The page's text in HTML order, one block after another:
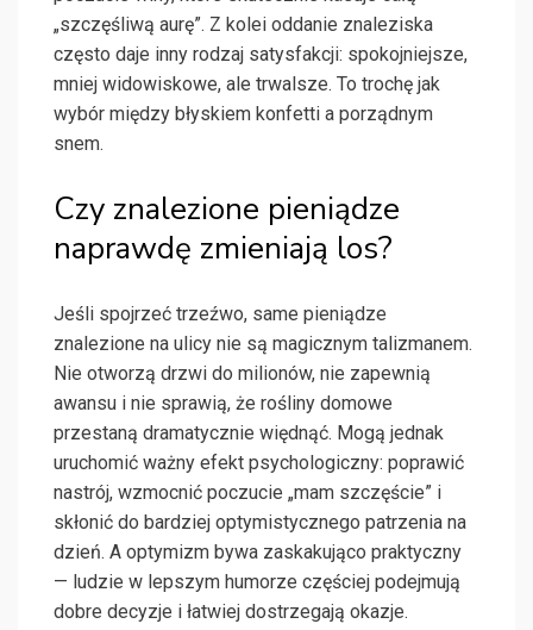
„szczęśliwą aurę”. Z kolei oddanie znaleziska
często daje inny rodzaj satysfakcji: spokojniejsze,
mniej widowiskowe, ale trwalsze. To trochę jak
wybór między błyskiem konfetti a porządnym
snem.
Czy znalezione pieniądze
naprawdę zmieniają los?
Jeśli spojrzeć trzeźwo, same pieniądze
znalezione na ulicy nie są magicznym talizmanem.
Nie otworzą drzwi do milionów, nie zapewnią
awansu i nie sprawią, że rośliny domowe
przestaną dramatycznie więdnąć. Mogą jednak
uruchomić ważny efekt psychologiczny: poprawić
nastrój, wzmocnić poczucie „mam szczęście” i
skłonić do bardziej optymistycznego patrzenia na
dzień. A optymizm bywa zaskakująco praktyczny
— ludzie w lepszym humorze częściej podejmują
dobre decyzje i łatwiej dostrzegają okazje.